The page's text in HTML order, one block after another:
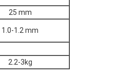
25 mm
1.0-1.2 mm
2.2-3kg